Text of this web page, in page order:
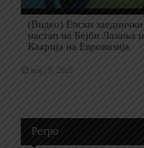
(Видео) Епски заеднички
настап на Бејби Лазања и
Каарија на Евровизија
мај 18, 2025
Ретро